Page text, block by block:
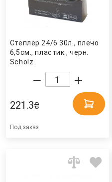
Степлер 24/6 30л., плечо
6,5см., пластик., черн.
Scholz
221.3₴
Под заказ